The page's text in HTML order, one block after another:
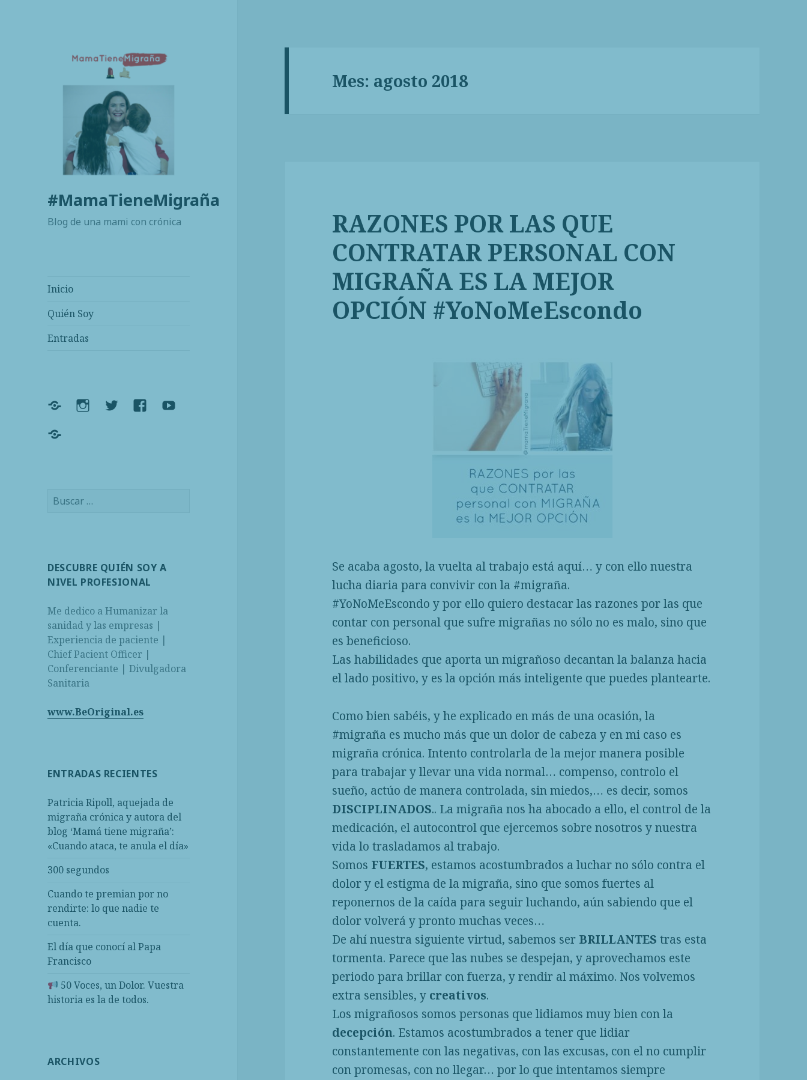
#MamaTieneMigraña
Blog de una mami con crónica
Inicio
Quién Soy
Entradas
DESCUBRE QUIÉN SOY A
NIVEL PROFESIONAL
Me dedico a Humanizar la
sanidad y las empresas |
Experiencia de paciente |
Chief Pacient Officer |
Conferenciante | Divulgadora
Sanitaria
www.BeOriginal.es
ENTRADAS RECIENTES
Patricia Ripoll, aquejada de
migraña crónica y autora del
blog ‘Mamá tiene migraña’:
«Cuando ataca, te anula el día»
300 segundos
Cuando te premian por no
rendirte: lo que nadie te
cuenta.
El día que conocí al Papa
Francisco
50 Voces, un Dolor. Vuestra
historia es la de todos.
ARCHIVOS
Mes: agosto 2018
RAZONES POR LAS QUE
CONTRATAR PERSONAL CON
MIGRAÑA ES LA MEJOR
OPCIÓN #YoNoMeEscondo
Se acaba agosto, la vuelta al trabajo está aquí… y con ello nuestra
lucha diaria para convivir con la #migraña.
#YoNoMeEscondo y por ello quiero destacar las razones por las que
contar con personal que sufre migrañas no sólo no es malo, sino que
es beneficioso.
Las habilidades que aporta un migrañoso decantan la balanza hacia
el lado positivo, y es la opción más inteligente que puedes plantearte.
Como bien sabéis, y he explicado en más de una ocasión, la
#migraña es mucho más que un dolor de cabeza y en mi caso es
migraña crónica. Intento controlarla de la mejor manera posible
para trabajar y llevar una vida normal… compenso, controlo el
sueño, actúo de manera controlada, sin miedos,… es decir, somos
DISCIPLINADOS.. La migraña nos ha abocado a ello, el control de la
medicación, el autocontrol que ejercemos sobre nosotros y nuestra
vida lo trasladamos al trabajo.
Somos FUERTES, estamos acostumbrados a luchar no sólo contra el
dolor y el estigma de la migraña, sino que somos fuertes al
reponernos de la caída para seguir luchando, aún sabiendo que el
dolor volverá y pronto muchas veces…
De ahí nuestra siguiente virtud, sabemos ser BRILLANTES tras esta
tormenta. Parece que las nubes se despejan, y aprovechamos este
periodo para brillar con fuerza, y rendir al máximo. Nos volvemos
extra sensibles, y creativos.
Los migrañosos somos personas que lidiamos muy bien con la
decepción. Estamos acostumbrados a tener que lidiar
constantemente con las negativas, con las excusas, con el no cumplir
con promesas, con no llegar… por lo que intentamos siempre